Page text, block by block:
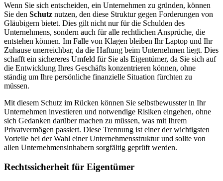
Wenn Sie sich entscheiden, ein Unternehmen zu gründen, können
Sie den Schutz nutzen, den diese Struktur gegen Forderungen von
Gläubigern bietet. Dies gilt nicht nur für die Schulden des
Unternehmens, sondern auch für alle rechtlichen Ansprüche, die
entstehen können. Im Falle von Klagen bleiben Ihr Laptop und Ihr
Zuhause unerreichbar, da die Haftung beim Unternehmen liegt. Dies
schafft ein sichereres Umfeld für Sie als Eigentümer, da Sie sich auf
die Entwicklung Ihres Geschäfts konzentrieren können, ohne
ständig um Ihre persönliche finanzielle Situation fürchten zu
müssen.
Mit diesem Schutz im Rücken können Sie selbstbewusster in Ihr
Unternehmen investieren und notwendige Risiken eingehen, ohne
sich Gedanken darüber machen zu müssen, was mit Ihrem
Privatvermögen passiert. Diese Trennung ist einer der wichtigsten
Vorteile bei der Wahl einer Unternehmensstruktur und sollte von
allen Unternehmensinhabern sorgfältig geprüft werden.
Rechtssicherheit für Eigentümer